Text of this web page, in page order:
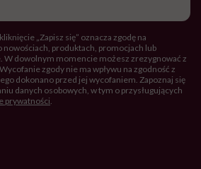
„Zapisz się” oznacza zgodę na
produktach, promocjach lub
W dowolnym momencie możesz zrezygnować z
zgody nie ma wpływu na zgodność z
dokonano przed jej wycofaniem. Zapoznaj się
danych osobowych, w tym o przysługujących
prywatności.